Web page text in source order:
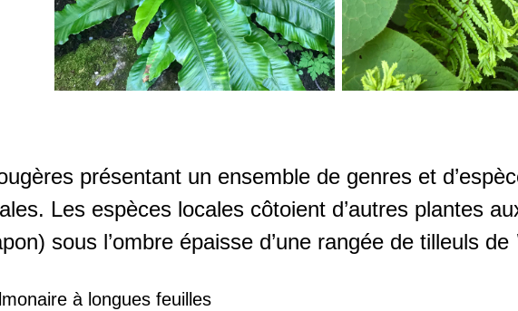
présentant un ensemble de genres et
Les espèces locales côtoient d’autres plantes
sous l’ombre épaisse d’une rangée de tilleuls de
à longues feuilles